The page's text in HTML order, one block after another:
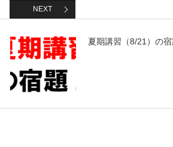
NEXT
夏期講習（8/21）の